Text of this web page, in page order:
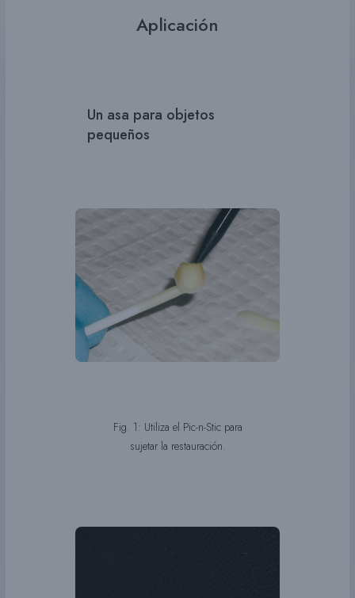
Aplicación
Un asa para objetos
pequeños
Fig. 1: Utiliza el Pic-n-Stic para
sujetar la restauración.